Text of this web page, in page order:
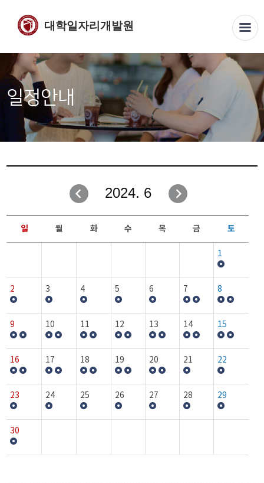
대학일자리개발원
일정안내
2024. 6
일 월 화 수 목 금 토
1
2 3 4 5 6 7 8
9 10 11 12 13 14 15
16 17 18 19 20 21 22
23 24 25 26 27 28 29
30